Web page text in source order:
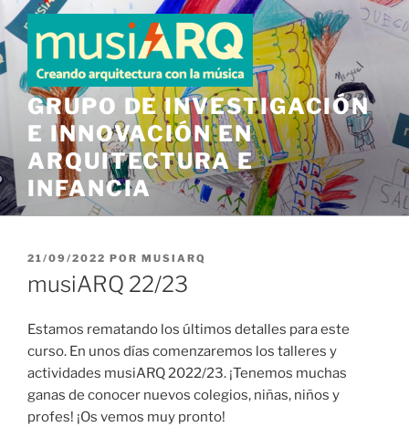
Saltar
al
contenido
GRUPO DE INVESTIGACIÓN
E INNOVACIÓN EN
ARQUITECTURA E
INFANCIA
PUBLICADO
21/09/2022 POR MUSIARQ
musiARQ 22/23
Estamos rematando los últimos detalles para este
curso. En unos días comenzaremos los talleres y
actividades musiARQ 2022/23. ¡Tenemos muchas
ganas de conocer nuevos colegios, niñas, niños y
profes! ¡Os vemos muy pronto!